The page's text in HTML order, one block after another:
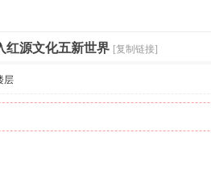
红源文化五新世界 [复制链接]
层